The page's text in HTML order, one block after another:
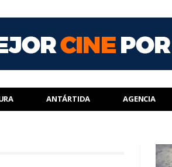
ANTÁRTIDA AGENCIA